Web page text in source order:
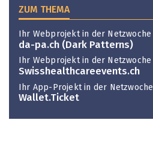
ZUM THEMA
Ihr Webprojekt in der Netzwoche
da-pa.ch (Dark Patterns)
Ihr Webprojekt in der Netzwoche
Swisshealthcareevents.ch
Ihr App-Projekt in der Netzwoche
Wallet.Ticket